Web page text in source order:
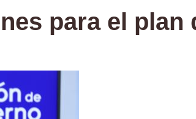
para el plan